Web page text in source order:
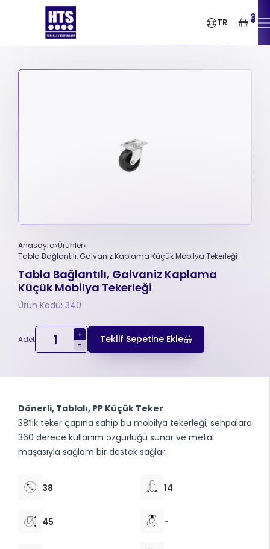
TR 0
Anasayfa Ürünler
Tabla Bağlantılı, Galvaniz Kaplama Küçük Mobilya Tekerleği
Tabla Bağlantılı, Galvaniz Kaplama
Küçük Mobilya Tekerleği
Ürün Kodu: 340
Adet
+
-
Teklif Sepetine Ekle
Dönerli, Tablalı, PP Küçük Teker
38’lik teker çapına sahip bu mobilya tekerleği, sehpalara
360 derece kullanım özgürlüğü sunar ve metal
maşasıyla sağlam bir destek sağlar.
38 14
45 -